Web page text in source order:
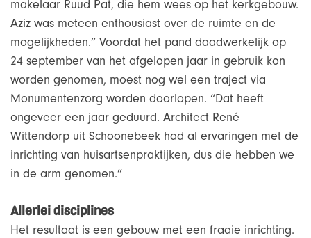
makelaar Ruud Pat, die hem wees op het kerkgebouw.
Aziz was meteen enthousiast over de ruimte en de
mogelijkheden.” Voordat het pand daadwerkelijk op
24 september van het afgelopen jaar in gebruik kon
worden genomen, moest nog wel een traject via
Monumentenzorg worden doorlopen. “Dat heeft
ongeveer een jaar geduurd. Architect René
Wittendorp uit Schoonebeek had al ervaringen met de
inrichting van huisartsenpraktijken, dus die hebben we
in de arm genomen.”
Allerlei disciplines
Het resultaat is een gebouw met een fraaie inrichting.